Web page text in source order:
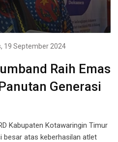
19 September 2024
Raih Emas
Generasi
Kabupaten Kotawaringin Timur
besar atas keberhasilan atlet